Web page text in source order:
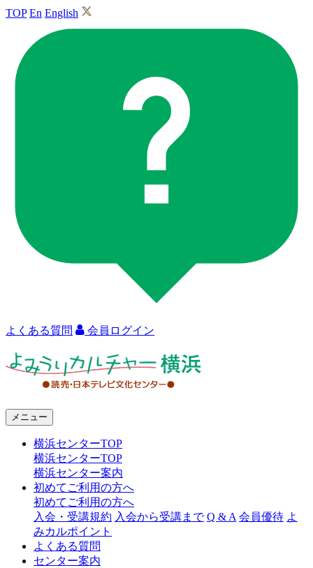
TOP En English
よくある質問 会員ログイン
ャ
メニュー
横浜センターTOP
横浜センターTOP
横浜センター案内
初めてご利用の方へ
初めてご利用の方へ
入会・受講規約 入会から受講まで Q & A 会員優待 よ
みカルポイント
よくある質問
センター案内